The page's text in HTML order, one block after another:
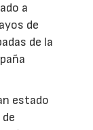
a
de
de la
estado